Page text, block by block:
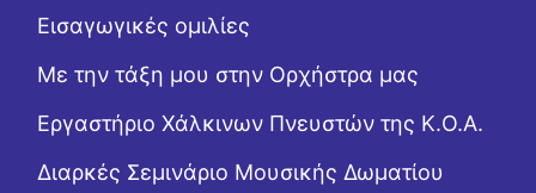
Εισαγωγικές ομιλίες
Με την τάξη μου στην Ορχήστρα μας
Εργαστήριo Χάλκινων Πνευστών της Κ.Ο.Α.
Διαρκές Σεμινάριο Μουσικής Δωματίου